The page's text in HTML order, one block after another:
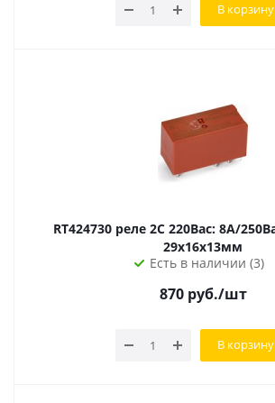
В корзину
RT424730 реле 2C 220Вac: 8А/250Вac/30Вdc pcb
29х16х13мм
Есть в наличии (3)
870руб./шт
В корзину